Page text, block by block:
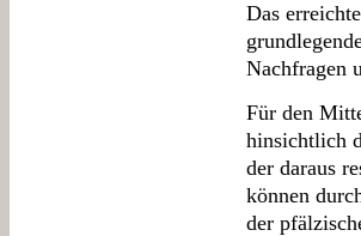
Das
Nachfragen
Für den
hinsichtlich
der daraus
können
der